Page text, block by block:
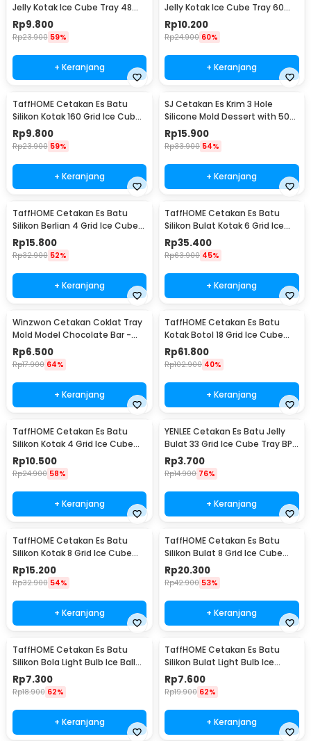
Jelly Kotak Ice Cube Tray 48
Grid - DY0972
Rp9.800
Rp23.900 59%
+ Keranjang
Jelly Kotak Ice Cube Tray 60
Grid - DY0972
Rp10.200
Rp24.900 60%
+ Keranjang
TaffHOME Cetakan Es Batu
Silikon Kotak 160 Grid Ice Cube
Tray - DY0973
Rp9.800
Rp23.900 59%
+ Keranjang
SJ Cetakan Es Krim 3 Hole
Silicone Mold Dessert with 50
Popsicle Stick Oval - JSC8004
Rp15.900
Rp33.900 54%
+ Keranjang
TaffHOME Cetakan Es Batu
Silikon Berlian 4 Grid Ice Cube
Mold - A1871
Rp15.800
Rp32.900 52%
+ Keranjang
TaffHOME Cetakan Es Batu
Silikon Bulat Kotak 6 Grid Ice
Cube 2 PCS - CW76685
Rp35.400
Rp63.900 45%
+ Keranjang
Winzwon Cetakan Coklat Tray
Mold Model Chocolate Bar -
HP8164
Rp6.500
Rp17.900 64%
+ Keranjang
TaffHOME Cetakan Es Batu
Kotak Botol 18 Grid Ice Cube
Mold - TW-160
Rp61.800
Rp102.900 40%
+ Keranjang
TaffHOME Cetakan Es Batu
Silikon Kotak 4 Grid Ice Cube
Tray - SSGP4
Rp10.500
Rp24.900 58%
+ Keranjang
YENLEE Cetakan Es Batu Jelly
Bulat 33 Grid Ice Cube Tray BPA
Free - L33
Rp3.700
Rp14.900 76%
+ Keranjang
TaffHOME Cetakan Es Batu
Silikon Kotak 8 Grid Ice Cube
Tray - DB88
Rp15.200
Rp32.900 54%
+ Keranjang
TaffHOME Cetakan Es Batu
Silikon Bulat 8 Grid Ice Cube
Mold - DB89
Rp20.300
Rp42.900 53%
+ Keranjang
TaffHOME Cetakan Es Batu
Silikon Bola Light Bulb Ice Ball
Mold - GJ2980
Rp7.300
Rp18.900 62%
+ Keranjang
TaffHOME Cetakan Es Batu
Silikon Bulat Light Bulb Ice
Cube Mold - GJ2980
Rp7.600
Rp19.900 62%
+ Keranjang